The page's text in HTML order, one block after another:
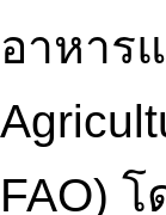
อาหาร
FAO)